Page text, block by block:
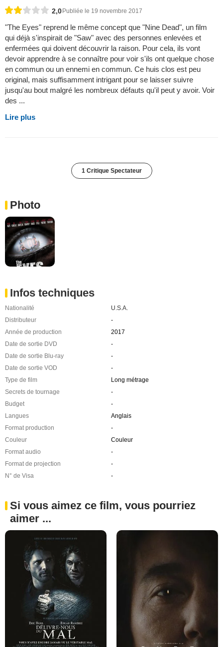
2,0 Publiée le 19 novembre 2017
"The Eyes" reprend le même concept que "Nine Dead", un film
qui déjà s'inspirait de "Saw" avec des personnes enlevées et
enfermées qui doivent découvrir la raison. Pour cela, ils vont
devoir apprendre à se connaître pour voir s'ils ont quelque chose
en commun ou un ennemi en commun. Ce huis clos est peu
original, mais suffisamment intrigant pour se laisser suivre
jusqu'au bout malgré les nombreux défauts qu'il peut y avoir. Voir
des ...
Lire plus
1 Critique Spectateur
Photo
Infos techniques
Nationalité
U.S.A.
Distributeur
-
Année de production
2017
Date de sortie DVD
-
Date de sortie Blu-ray
-
Date de sortie VOD
-
Type de film
Long métrage
Secrets de tournage
-
Budget
-
Langues
Anglais
Format production
-
Couleur
Couleur
Format audio
-
Format de projection
-
N° de Visa
-
Si vous aimez ce film, vous pourriez
aimer ...